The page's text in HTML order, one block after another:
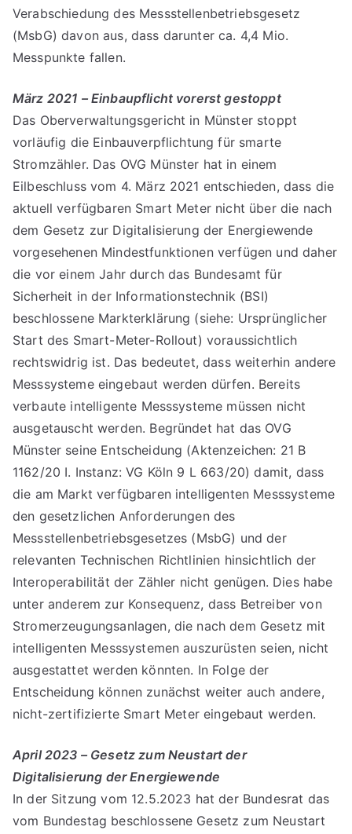
Verabschiedung des Messstellenbetriebsgesetz
(MsbG) davon aus, dass darunter ca. 4,4 Mio.
Messpunkte fallen.
März 2021 – Einbaupflicht vorerst gestoppt
Das Oberverwaltungsgericht in Münster stoppt
vorläufig die Einbauverpflichtung für smarte
Stromzähler. Das OVG Münster hat in einem
Eilbeschluss vom 4. März 2021 entschieden, dass die
aktuell verfügbaren Smart Meter nicht über die nach
dem Gesetz zur Digitalisierung der Energiewende
vorgesehenen Mindestfunktionen verfügen und daher
die vor einem Jahr durch das Bundesamt für
Sicherheit in der Informationstechnik (BSI)
beschlossene Markterklärung (siehe: Ursprünglicher
Start des Smart-Meter-Rollout) voraussichtlich
rechtswidrig ist. Das bedeutet, dass weiterhin andere
Messsysteme eingebaut werden dürfen. Bereits
verbaute intelligente Messsysteme müssen nicht
ausgetauscht werden. Begründet hat das OVG
Münster seine Entscheidung (Aktenzeichen: 21 B
1162/20 I. Instanz: VG Köln 9 L 663/20) damit, dass
die am Markt verfügbaren intelligenten Messsysteme
den gesetzlichen Anforderungen des
Messstellenbetriebsgesetzes (MsbG) und der
relevanten Technischen Richtlinien hinsichtlich der
Interoperabilität der Zähler nicht genügen. Dies habe
unter anderem zur Konsequenz, dass Betreiber von
Stromerzeugungsanlagen, die nach dem Gesetz mit
intelligenten Messsystemen auszurüsten seien, nicht
ausgestattet werden könnten. In Folge der
Entscheidung können zunächst weiter auch andere,
nicht-zertifizierte Smart Meter eingebaut werden.
April 2023 – Gesetz zum Neustart der
Digitalisierung der Energiewende
In der Sitzung vom 12.5.2023 hat der Bun­desrat das
vom Bun­destag beschlos­sene Gesetz zum Neu­start